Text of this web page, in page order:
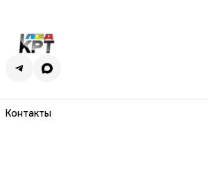
Контакты